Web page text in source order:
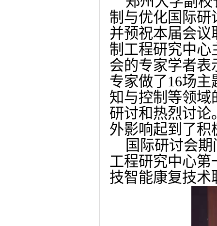
制与优化国际研
并预祝本届会议
制工程研究中心
会的专家学者表
专家做了16场主
知与控制等领域
研讨和热烈讨论
外影响起到了积
国际研讨会
工程研究中心第
技智能康复技术